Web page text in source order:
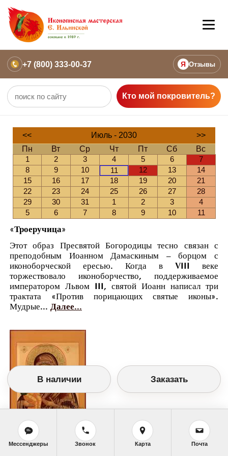
+7 (800) 333-00-37 Я Отзывы
Кто мой покровитель?
<< Июль - 2030
>>
Пн
Вт Ср Чт Пт Сб
Вс
1
2 3 4 5 6
7
8
9 10 11 12 13
14
15
16 17 18 19 20
21
22
23 24 25 26 27
28
29
30 31 1 2 3
4
5
6 7 8 9 10 11
«Троеручица»
Этот образ Пресвятой Богородицы тесно связан с
преподобным Иоанном Дамаскиным – борцом с
иконоборческой ересью. Когда в VIII веке
торжествовало иконоборчество, поддерживаемое
императором Львом III, святой Иоанн написал три
трактата «Против порицающих святые иконы».
Мудрые... Далее...
Православный календарь
В наличии Заказать
Мессенджеры Звонок Карта Почта